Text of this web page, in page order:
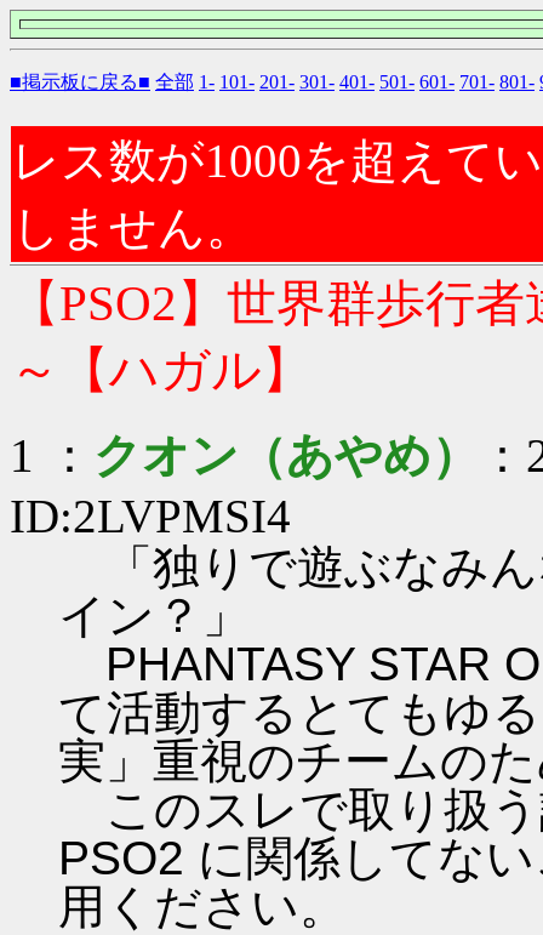
■掲示板に戻る■ 全部 1- 101- 201- 301- 401- 501- 601- 701- 801-
レス数が1000を超えて
しません。
【PSO2】世界群歩行
～【ハガル】
1 ： クオン（あやめ）
ID:2LVPMSI4
「独りで遊ぶなみ
イン？」
PHANTASY STAR
て活動するとてもゆ
実」重視のチームの
このスレで取り扱
PSO2 に関係してな
用ください。